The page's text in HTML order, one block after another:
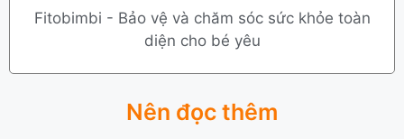
Fitobimbi - Bảo vệ và chăm sóc sức khỏe toàn
diện cho bé yêu
Nên đọc thêm